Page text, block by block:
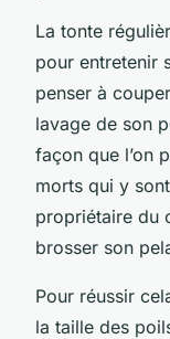
La tonte
pour entretenir
penser à
lavage de son
façon que l’on
morts qui y
propriétaire du
brosser son
Pour réussir
la taille des